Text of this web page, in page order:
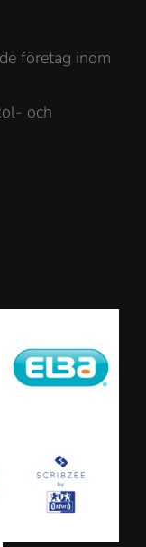
företag inom
och